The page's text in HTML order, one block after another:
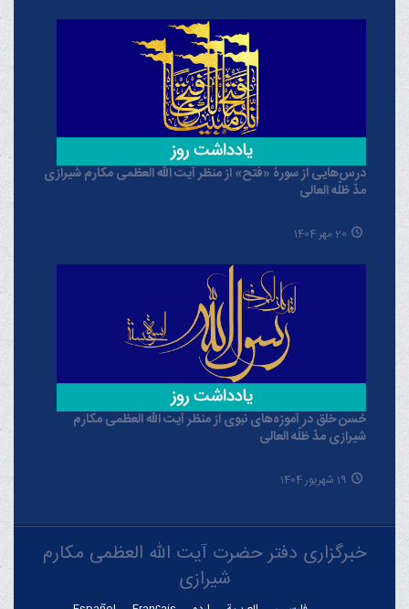
درس‌هایی از سورۀ «فتح» از منظر آیت الله العظمی مکارم شیرازی
مدّ ظلّه العالی
20 مهر 1404
حُسن خلق در آموزه‌های نبوی از منظر آیت الله العظمی مکارم
شیرازی مدّ ظلّه العالی
19 شهریور 1404
خبرگزاری دفتر حضرت آیت الله العظمی مکارم
شیرازی